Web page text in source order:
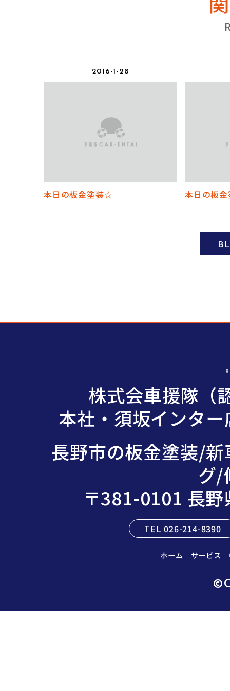
2016-1-28
本日の板金塗装☆ 本日の板
株式会車援隊（
本社・須坂インタ
長野市の板金塗装/
グ/
〒381-0101 長
TEL 026-214-8390
ホーム ｜ サービス ｜